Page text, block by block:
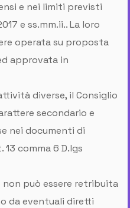
e nei limiti previsti
e ss.mm.ii.. La loro
operata su proposta
approvata in
diverse, il Consiglio
secondario e
nei documenti di
13 comma 6 D.lgs
può essere retribuita
da eventuali diretti